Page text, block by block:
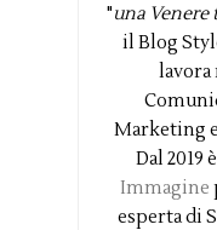
"una Venere
il Blog
Marketing
Dal 2019
Immagine
esperta di